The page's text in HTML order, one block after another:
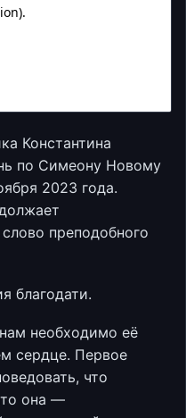
Константина
по Симеону Новому
2023 года.
преподобного
благодати.
необходимо её
сердце. Первое
что
она —